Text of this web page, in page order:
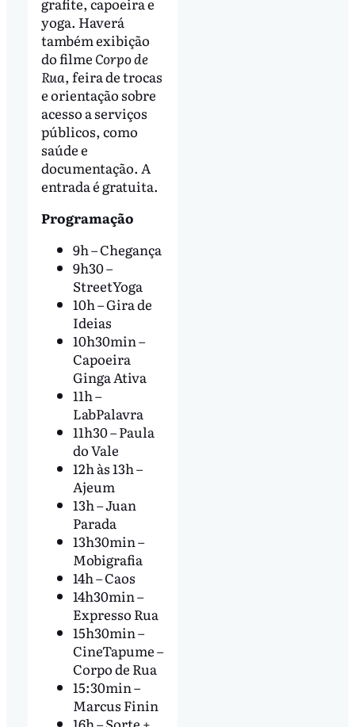
yoga. Haverá
também exibição
do filme Corpo de
Rua, feira de trocas
e orientação sobre
acesso a serviços
públicos, como
saúde e
documentação. A
entrada é gratuita.
Programação
9h – Chegança
9h30 –
StreetYoga
10h – Gira de
Ideias
10h30min –
Capoeira
Ginga Ativa
11h –
LabPalavra
11h30 – Paula
do Vale
12h às 13h –
Ajeum
13h – Juan
Parada
13h30min –
Mobigrafia
14h – Caos
14h30min –
Expresso Rua
15h30min –
CineTapume –
Corpo de Rua
15:30min –
Marcus Finin